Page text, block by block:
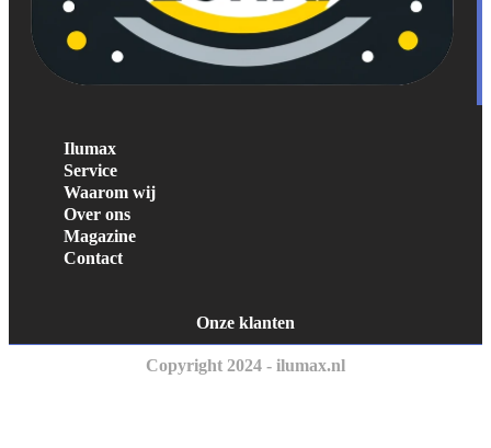
Ilumax
Service
Waarom wij
Over ons
Magazine
Contact
Onze klanten
Copyright 2024 - ilumax.nl